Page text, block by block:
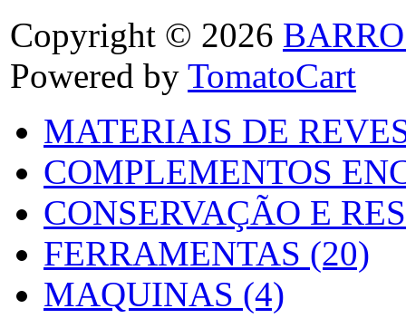
Copyright © 2026
Powered by TomatoCart
MATERIAIS DE
COMPLEMENTOS
CONSERVAÇÃO E
FERRAMENTAS (20)
MAQUINAS (4)